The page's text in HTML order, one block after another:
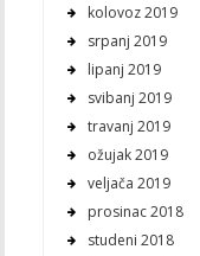
kolovoz 2019
srpanj 2019
lipanj 2019
svibanj 2019
travanj 2019
ožujak 2019
veljača 2019
prosinac 2018
studeni 2018